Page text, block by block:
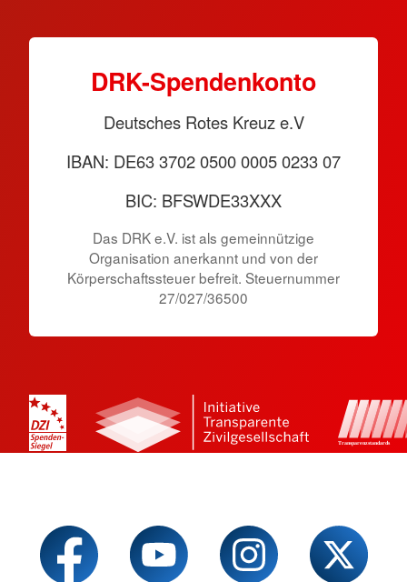
DRK-Spendenkonto
Deutsches Rotes Kreuz e.V
IBAN: DE63 3702 0500 0005 0233 07
BIC: BFSWDE33XXX
Das DRK e.V. ist als gemeinnützige
Organisation anerkannt und von der
Körperschaftssteuer befreit. Steuernummer
27/027/36500